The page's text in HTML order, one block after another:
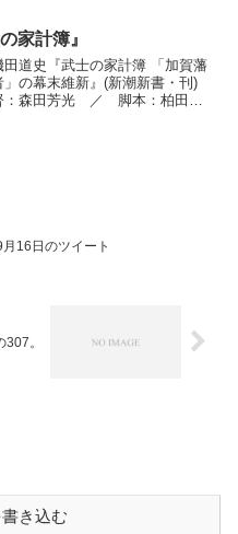
家計簿』
田道史『武士の家計簿 「加賀藩
」の幕末維新』(新潮新書・刊)
森田芳光 ／ 脚本：柏田道
16日のツイート
。
き込む